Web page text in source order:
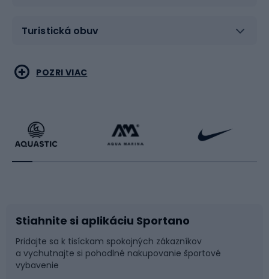
Turistická obuv
Vodné športy
Beh
Príslušenstvo k bicyklom
Časti bicyklov
Bojové umenia
Raketové športy
Sane a kĺzačky
Snowboard
POZRI VIAC
Stiahnite si aplikáciu Sportano
Pridajte sa k tisíckam spokojných zákazníkov
a vychutnajte si pohodlné nakupovanie športové
vybavenie